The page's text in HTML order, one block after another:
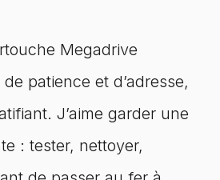
Megadrive
patience et d’adresse,
J’aime garder une
: tester, nettoyer,